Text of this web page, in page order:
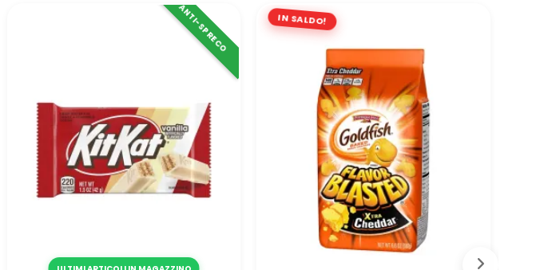
ANTI-SPRECO IN SALDO!